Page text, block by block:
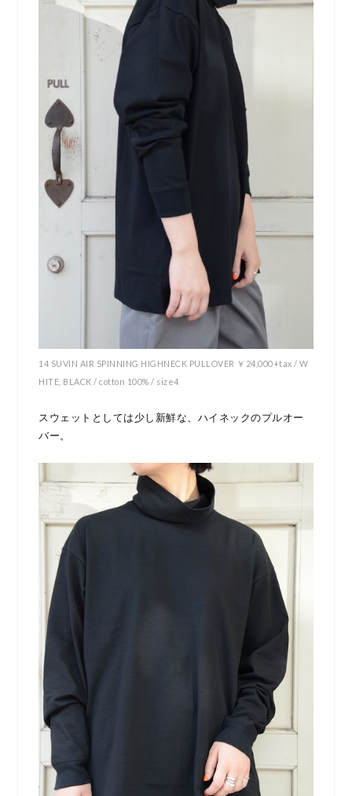
14 SUVIN AIR SPINNING HIGHNECK PULLOVER ￥24,000+tax / W
HITE, BLACK / cotton 100% / size4
スウェットとしては少し新鮮な、ハイネックのプルオー
バー。